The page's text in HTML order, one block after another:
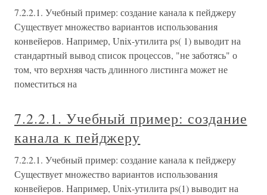
7.2.2.1. Учебный пример: создание канала к пейджеру
Существует множество вариантов использования
конвейеров. Например, Unix-утилита ps( 1) выводит на
стандартный вывод список процессов, "не заботясь" о
том, что верхняя часть длинного листинга может не
поместиться на
7.2.2.1. Учебный пример: создание
канала к пейджеру
7.2.2.1. Учебный пример: создание канала к пейджеру
Существует множество вариантов использования
конвейеров. Например, Unix-утилита ps(1) выводит на